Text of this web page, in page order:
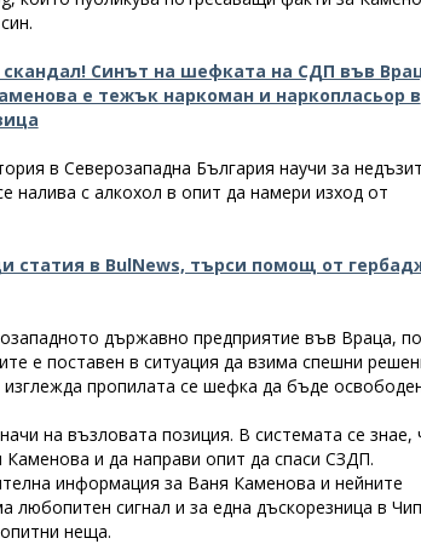
Синът на шефката на СДП във
е тежък наркоман и наркопласьор в
в Северозападна България научи за
налива с алкохол в опит да намери изход от
статия в BulNews, търси помощ от
държавно предприятие във Враца,
е поставен в ситуация да взима спешни
пропилата се шефка да бъде
на възловата позиция. В системата се знае,
и да направи опит да спаси СЗДП.
информация за Ваня Каменова и нейните
сигнал и за една дъскорезница в
неща.